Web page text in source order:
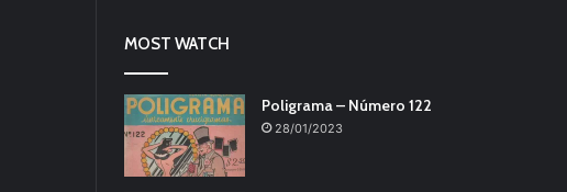
MOST WATCH
Poligrama – Número 122
28/01/2023